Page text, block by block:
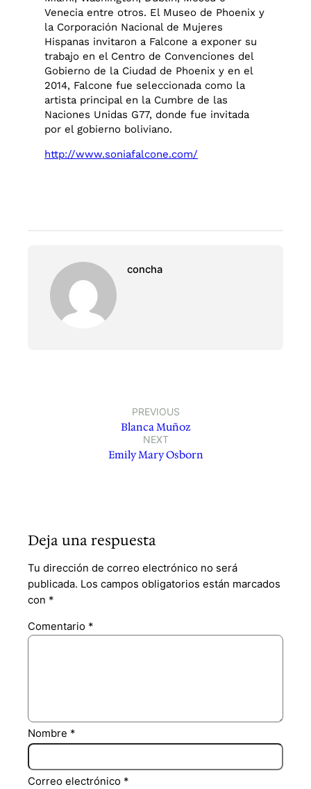
Venecia entre otros. El Museo de Phoenix y
la Corporación Nacional de Mujeres
Hispanas invitaron a Falcone a exponer su
trabajo en el Centro de Convenciones del
Gobierno de la Ciudad de Phoenix y en el
2014, Falcone fue seleccionada como la
artista principal en la Cumbre de las
Naciones Unidas G77, donde fue invitada
por el gobierno boliviano.
http://www.soniafalcone.com/
concha
PREVIOUS
Blanca Muñoz
NEXT
Emily Mary Osborn
Deja una respuesta
Tu dirección de correo electrónico no será
publicada. Los campos obligatorios están marcados
con *
Comentario *
Nombre *
Correo electrónico *